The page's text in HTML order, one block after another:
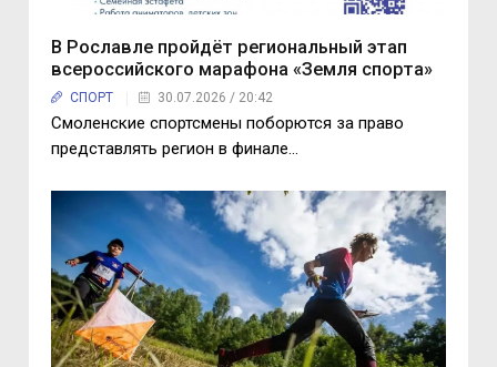
В Рославле пройдёт региональный этап
всероссийского марафона «Земля спорта»
СПОРТ 30.07.2026 / 20:42
Смоленские спортсмены поборются за право
представлять регион в финале…